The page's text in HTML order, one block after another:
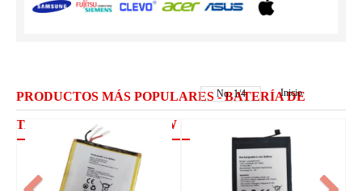
PRODUCTOS MÁS POPULARES - BATERÍA DE
TABLET PC BLACKVIEW
No.1/4 Inicio